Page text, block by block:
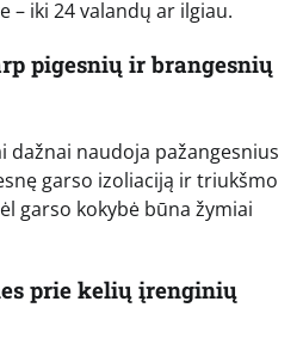
– iki 24 valandų ar ilgiau.
pigesnių ir brangesnių
dažnai naudoja pažangesnius
garso izoliaciją ir triukšmo
garso kokybė būna žymiai
prie kelių įrenginių